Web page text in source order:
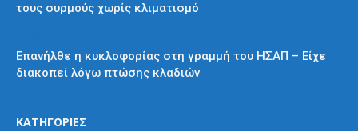
τους συρμούς χωρίς κλιματισμό
Επανήλθε η κυκλοφορίας στη γραμμή του ΗΣΑΠ – Είχε
διακοπεί λόγω πτώσης κλαδιών
ΚΑΤΗΓΟΡΙΕΣ